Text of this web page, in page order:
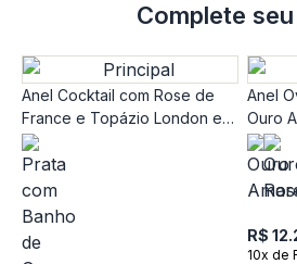
Complete
Anel Cocktail com Rose de
France e Topázio London em
Prata 925 com banho de Ouro
Amarelo 18k
Anel
Ouro
R$
10x de